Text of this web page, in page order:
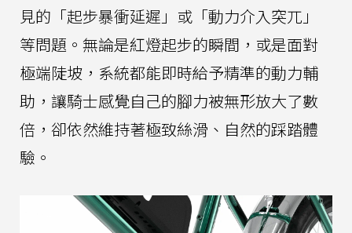
見的「起步暴衝延遲」或「動力介入突兀」
等問題。無論是紅燈起步的瞬間，或是面對
極端陡坡，系統都能即時給予精準的動力輔
助，讓騎士感覺自己的腳力被無形放大了數
倍，卻依然維持著極致絲滑、自然的踩踏體
驗。